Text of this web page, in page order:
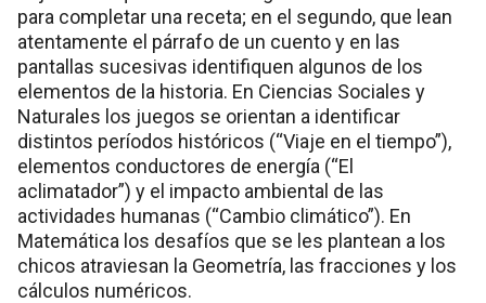
para completar una receta; en el segundo, que lean
atentamente el párrafo de un cuento y en las
pantallas sucesivas identifiquen algunos de los
elementos de la historia. En Ciencias Sociales y
Naturales los juegos se orientan a identificar
distintos períodos históricos (“Viaje en el tiempo”),
elementos conductores de energía (“El
aclimatador”) y el impacto ambiental de las
actividades humanas (“Cambio climático”). En
Matemática los desafíos que se les plantean a los
chicos atraviesan la Geometría, las fracciones y los
cálculos numéricos.